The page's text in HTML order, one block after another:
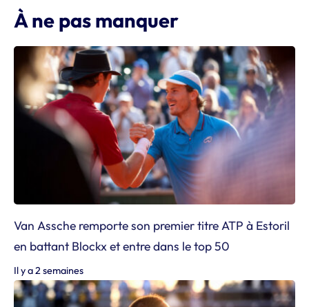
À ne pas manquer
Van Assche remporte son premier titre ATP à Estoril
en battant Blockx et entre dans le top 50
Il y a 2 semaines